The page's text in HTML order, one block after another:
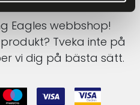
Eagles webbshop!
Tveka inte på
vi dig på bästa sätt.